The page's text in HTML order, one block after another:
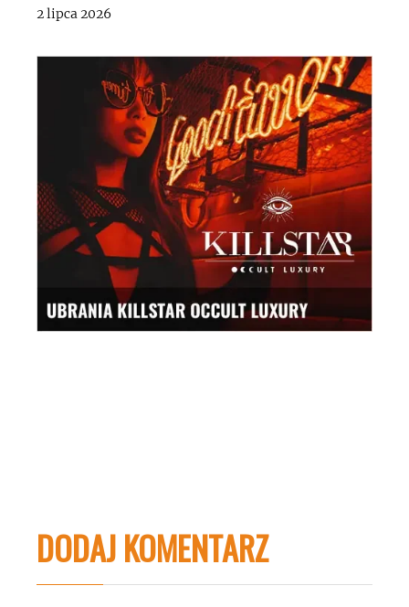
2 lipca 2026
DODAJ KOMENTARZ